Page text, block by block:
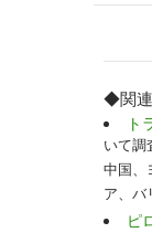
◆関
ト
いて調
中国、
ア、バ
ピ